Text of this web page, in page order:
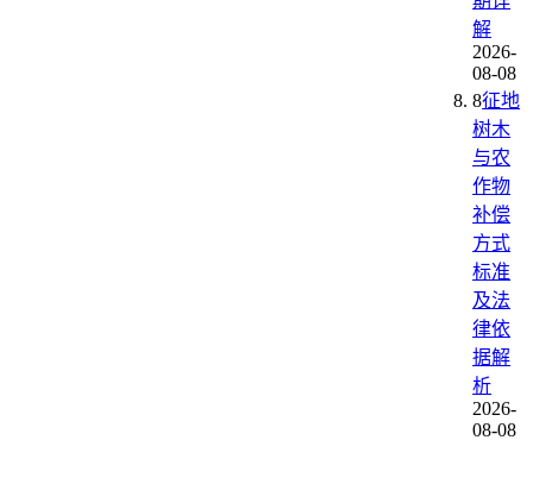
解
2026-
08-08
8征地
树木
与农
作物
补偿
方式
标准
及法
律依
据解
析
2026-
08-08